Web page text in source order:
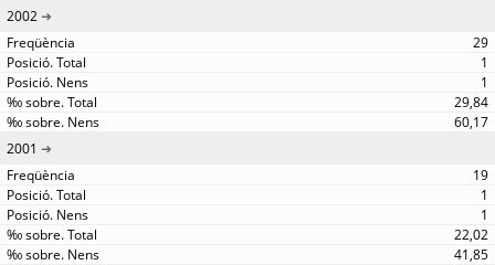
2002
29
1
1
29,84
60,17
2001
19
1
1
22,02
41,85